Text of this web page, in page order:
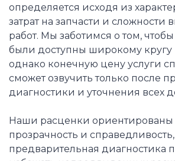
определяется исходя из
затрат на запчасти и сложности
работ. Мы заботимся о том,
были доступны широкому кругу
однако конечную цену услуги
сможет озвучить только после
диагностики и уточнения всех
Наши расценки ориентированы
прозрачность и справедливость,
предварительная диагностика